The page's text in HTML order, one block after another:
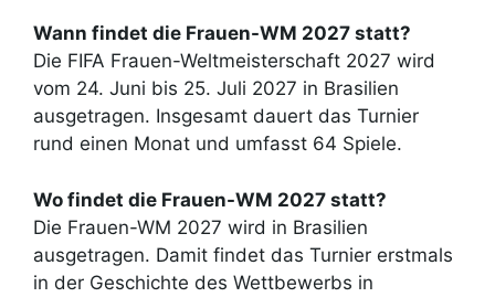
Wann findet die Frauen-WM 2027 statt?
Die FIFA Frauen-Weltmeisterschaft 2027 wird
vom 24. Juni bis 25. Juli 2027 in Brasilien
ausgetragen. Insgesamt dauert das Turnier
rund einen Monat und umfasst 64 Spiele.
Wo findet die Frauen-WM 2027 statt?
Die Frauen-WM 2027 wird in Brasilien
ausgetragen. Damit findet das Turnier erstmals
in der Geschichte des Wettbewerbs in